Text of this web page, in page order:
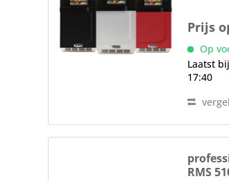
van de
Prijs
Op
Laatst
17:40
RMS